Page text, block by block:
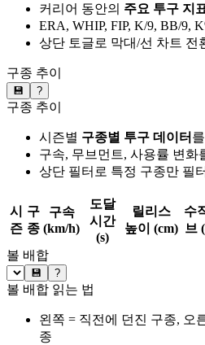
커리어 동안의 주요 투구 지
ERA, WHIP, FIP, K/9, BB/9,
상단 토글로 막대/선 차트 전
구종 추이
💾 ?
구종 추이
시즌별 구종별 투구 데이터
구속, 무브먼트, 사용률 변화
상단 필터로 특정 구종만 필
시
즌
구
종
구속
(km/h)
도달
시간
(s)
릴리스
높이 (cm)
수
브
볼 배합
💾 ?
볼 배합 읽는 법
왼쪽 = 직전에 던진 구종, 오
종